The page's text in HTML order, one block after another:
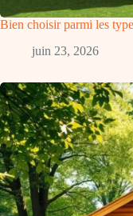
Bien choisir parmi les
juin 23, 2026